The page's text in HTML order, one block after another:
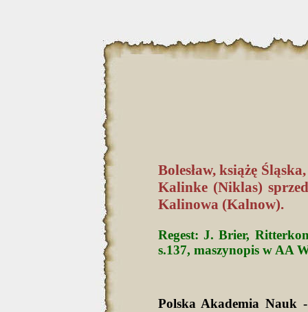
Bolesław, książę
Kalinke (Niklas)
Kalinowa (Kalnow).
Regest: J. Brier,
s.137, maszynopis w AA
Polska Akademia Nauk